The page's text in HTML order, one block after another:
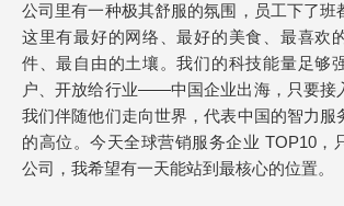
公司里有一种极其舒服的氛围，员工下了班
这里有最好的网络、最好的美食、最喜欢
件、最自由的土壤。我们的科技能量足够
户、开放给行业——中国企业出海，只要接
我们伴随他们走向世界，代表中国的智力服
的高位。今天全球营销服务企业 TOP10，
公司，我希望有一天能站到最核心的位置。